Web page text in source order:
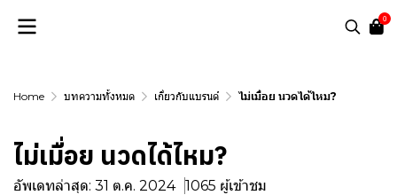
0
Home บทความทั้งหมด เกี่ยวกับแบรนด์ ไม่เมื่อย นวดได้ไหม?
ไม่เมื่อย นวดได้ไหม?
อัพเดทล่าสุด: 31 ต.ค. 2024 1065 ผู้เข้าชม